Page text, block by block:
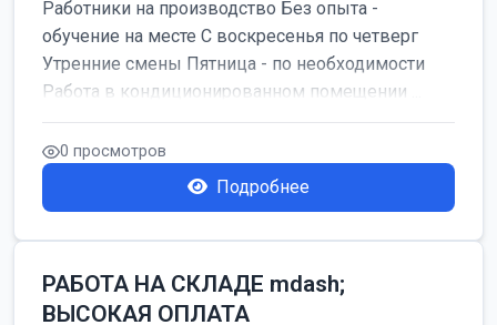
Работники на производство Без опыта -
обучение на месте С воскресенья по четверг
Утренние смены Пятница - по необходимости
Работа в кондиционированном помещении ...
0 просмотров
Подробнее
РАБОТА НА СКЛАДЕ mdash;
ВЫСОКАЯ ОПЛАТА